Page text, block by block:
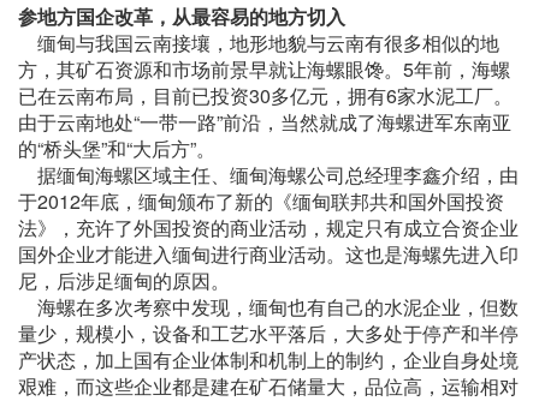
参地方国企改革，从最容易的地方切入
缅甸与我国云南接壤，地形地貌与云南有很多相似的地
方，其矿石资源和市场前景早就让海螺眼馋。5年前，海螺
已在云南布局，目前已投资30多亿元，拥有6家水泥工厂。
由于云南地处“一带一路”前沿，当然就成了海螺进军东南亚
的“桥头堡”和“大后方”。
据缅甸海螺区域主任、缅甸海螺公司总经理李鑫介绍，由
于2012年底，缅甸颁布了新的《缅甸联邦共和国外国投资
法》，充许了外国投资的商业活动，规定只有成立合资企业
国外企业才能进入缅甸进行商业活动。这也是海螺先进入印
尼，后涉足缅甸的原因。
海螺在多次考察中发现，缅甸也有自己的水泥企业，但数
量少，规模小，设备和工艺水平落后，大多处于停产和半停
产状态，加上国有企业体制和机制上的制约，企业自身处境
艰难，而这些企业都是建在矿石储量大，品位高，运输相对